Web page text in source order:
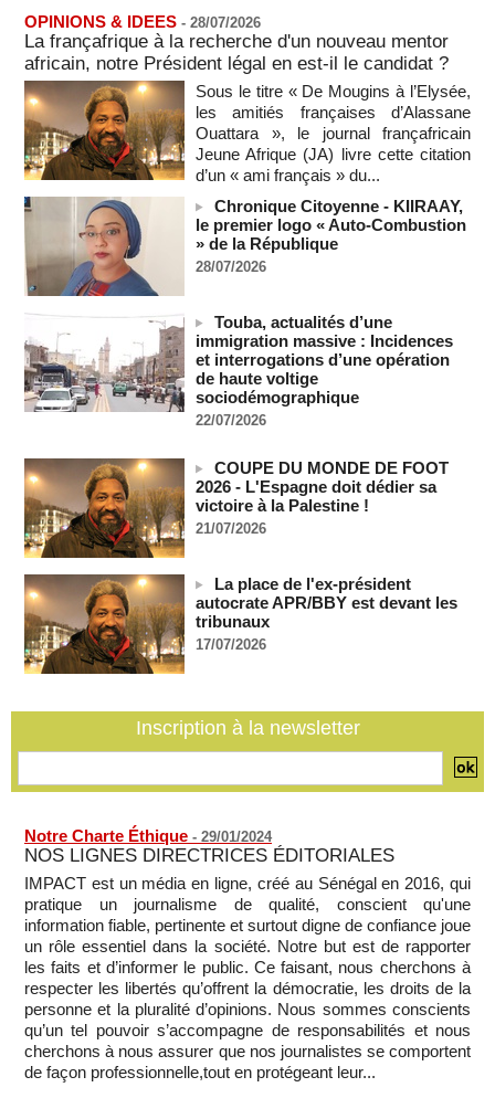
le meurtre présumé de son ex-compagne
09/08/2026 -
ENTRETIEN EXCLUSIF – Boubacar Boris Diop : « Dans le
Sahel, l’enjeu n’est pas la lutte pour la démocratie mais la
résistance à des puissances décidées à semer le chaos »
(Partie 2 & fin)
09/08/2026 -MOMAR DIENG
Les Émirats arabes unis annoncent que l'Iran a ciblé l'un de
leurs navires avec un missile dans le détroit d'Ormuz
08/08/2026 -
Le bilan des décès liés à la « migration massive » vers
Ceuta s'élève désormais à 14 personnes, selon une autorité
marocaine :
Sénégal - Une revue de presse du 8 août 2026 (Par IA)
08/08/2026 -MOMO ALADJI
SENEGAL - Les Unes de la presse quotidienne du 8/9 août
2026
MOMO ALADJI
A Ceuta, les enfants migrants risquent d'être victimes de
maltraitance et d'exploitation, avertissent des ONG
07/08/2026 -
Les Bourses mondiales touchent des sommets après
l'emploi américain
07/08/2026 -
"Construction de la Grande Côte D'ivoire" : Le Président
Alassane Ouattara appelle à la contribution de toutes les forces
vives de la nation
07/08/2026 -
"dépassée" par les critiques concernant le nouveau pavillon
Depuis le « cessez-le-feu » à Gaza, les forces israéliennes
ont tué 300 enfants palestiniens (UNICEF)
OPINIONS & IDEES - 28/07/2026
La françafrique à la recherche d'un nouveau mentor
africain, notre Président légal en est-il le candidat ?
Sous le titre « De Mougins à l’Elysée,
les amitiés françaises d’Alassane
Ouattara », le journal françafricain
Jeune Afrique (JA) livre cette citation
d’un « ami français » du...
Chronique Citoyenne - KIIRAAY,
le premier logo « Auto-Combustion
» de la République
28/07/2026
Touba, actualités d’une
immigration massive : Incidences
et interrogations d’une opération
de haute voltige
sociodémographique
22/07/2026
COUPE DU MONDE DE FOOT
2026 - L'Espagne doit dédier sa
victoire à la Palestine !
21/07/2026
La place de l'ex-président
autocrate APR/BBY est devant les
tribunaux
17/07/2026
Inscription à la newsletter
Notre Charte Éthique - 29/01/2024
NOS LIGNES DIRECTRICES ÉDITORIALES
IMPACT est un média en ligne, créé au Sénégal en 2016, qui
pratique un journalisme de qualité, conscient qu'une
information fiable, pertinente et surtout digne de confiance joue
un rôle essentiel dans la société. Notre but est de rapporter
les faits et d’informer le public. Ce faisant, nous cherchons à
respecter les libertés qu’offrent la démocratie, les droits de la
personne et la pluralité d’opinions. Nous sommes conscients
qu’un tel pouvoir s’accompagne de responsabilités et nous
cherchons à nous assurer que nos journalistes se comportent
de façon professionnelle,tout en protégeant leur...